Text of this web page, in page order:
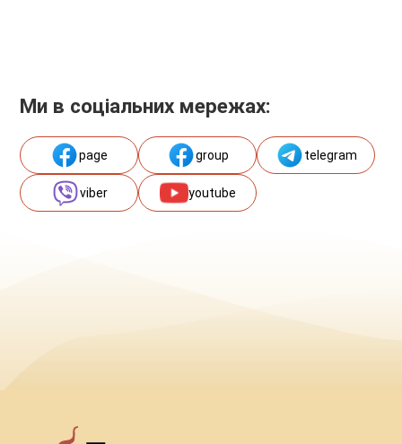
Ми в соціальних мережах:
page group telegram
viber youtube